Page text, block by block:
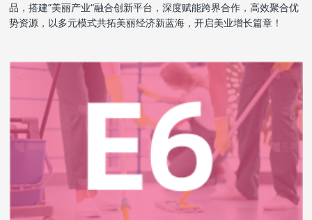
品，搭建”美丽产业“融合创新平台，深度赋能跨界合作，高效聚合优
势资源，以多元模式共拓美丽经济新蓝海，开启美业增长篇章！